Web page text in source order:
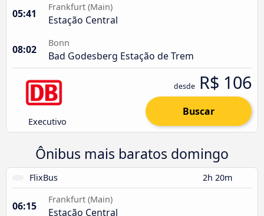
05:41
Frankfurt (Main)
Estação Central
08:02
Bonn
Bad Godesberg Estação de Trem
Executivo
desde R$ 106
Buscar
Ônibus mais baratos domingo
FlixBus 2h 20m
06:15
Frankfurt (Main)
Estação Central